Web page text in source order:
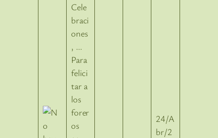
Cele
braci
ones
, …
Para
felici
tar a
los
forer
os
24/A
br/2